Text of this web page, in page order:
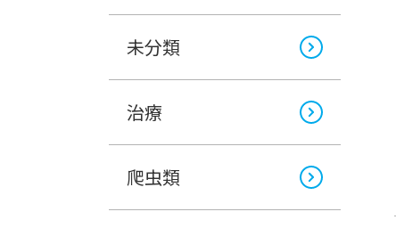
未分類
治療
爬虫類